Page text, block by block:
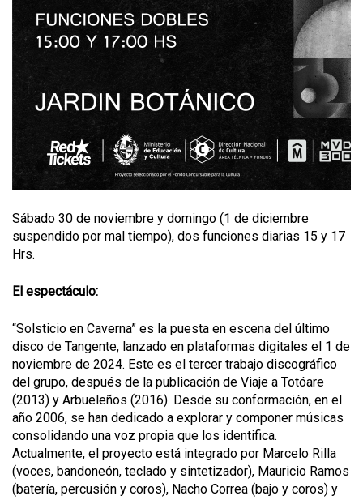
Sábado 30 de noviembre y domingo (1 de diciembre
suspendido por mal tiempo), dos funciones diarias 15 y 17
Hrs.
El espectáculo:
“Solsticio en Caverna” es la puesta en escena del último
disco de Tangente, lanzado en plataformas digitales el 1 de
noviembre de 2024. Este es el tercer trabajo discográfico
del grupo, después de la publicación de Viaje a Totóare
(2013) y Arbueleños (2016). Desde su conformación, en el
año 2006, se han dedicado a explorar y componer músicas
consolidando una voz propia que los identifica.
Actualmente, el proyecto está integrado por Marcelo Rilla
(voces, bandoneón, teclado y sintetizador), Mauricio Ramos
(batería, percusión y coros), Nacho Correa (bajo y coros) y